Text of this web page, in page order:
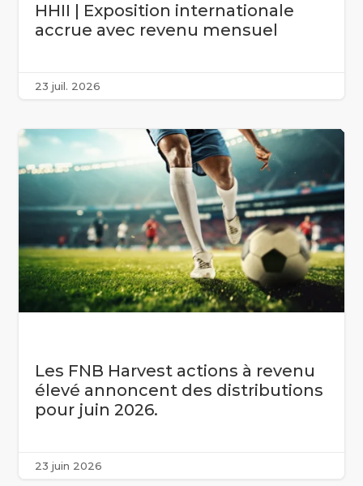
HHII | Exposition internationale
accrue avec revenu mensuel
23 juil. 2026
Les FNB Harvest actions à revenu
élevé annoncent des distributions
pour juin 2026.
23 juin 2026